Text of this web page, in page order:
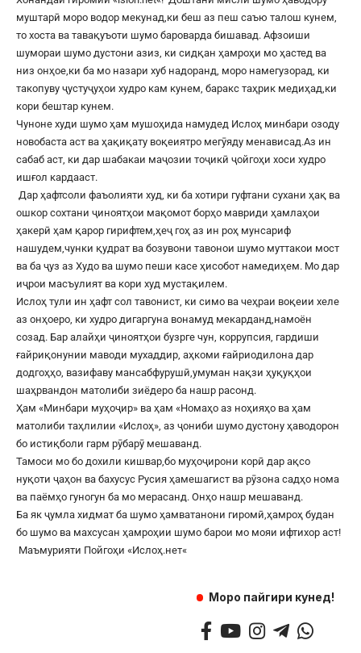
муштарӣ моро водор мекунад,ки беш аз пеш саъю талош кунем,
то хоста ва тавақуъоти шумо бароварда бишавад. Афзоиши
шумораи шумо дустони азиз, ки сидқан ҳамроҳи мо ҳастед ва
низ онҳое,ки ба мо назари хуб надоранд, моро намегузорад, ки
такопуву ҷустуҷуҳои худро кам кунем, баракс таҳрик медиҳад,ки
кори бештар кунем.
Чуноне худи шумо ҳам мушоҳида намудед Ислоҳ минбари озоду
новобаста аст ва ҳақиқату воқеиятро мегӯяду менависад.Аз ин
сабаб аст, ки дар шабакаи маҷозии тоҷикӣ ҷойгоҳи хоси худро
ишғол кардааст.
Дар ҳафтсоли фаъолияти худ, ки ба хотири гуфтани сухани ҳақ ва
ошкор сохтани ҷиноятҳои мақомот борҳо мавриди ҳамлаҳои
ҳакерӣ ҳам қарор гирифтем,ҳеҷ гоҳ аз ин роҳ мунсариф
нашудем,чунки қудрат ва бозувони тавонои шумо муттакои мост
ва ба ҷуз аз Худо ва шумо пеши касе ҳисобот намедиҳем. Мо дар
иҷрои масъулият ва кори худ мустақилем.
Ислоҳ тули ин ҳафт сол тавонист, ки симо ва чеҳраи воқеии хеле
аз онҳоеро, ки худро дигаргуна вонамуд мекарданд,намоён
созад. Бар алайҳи ҷиноятҳои бузрге чун, коррупсия, гардиши
ғайриқонунии маводи мухаддир, аҳкоми ғайриодилона дар
додгоҳҳо, вазифаву мансабфурушӣ,умуман нақзи ҳуқуқҳои
шаҳрвандон матолиби зиёдеро ба нашр расонд.
Ҳам «Минбари муҳоҷир» ва ҳам «Номаҳо аз ноҳияҳо ва ҳам
матолиби таҳлилии «Ислоҳ», аз ҷониби шумо дустону ҳаводорон
бо истиқболи гарм рӯбарӯ мешаванд.
Тамоси мо бо дохили кишвар,бо муҳоҷирони корӣ дар ақсо
нуқоти ҷаҳон ва бахусус Русия ҳамешагист ва рӯзона садҳо нома
ва паёмҳо гуногун ба мо мерасанд. Онҳо нашр мешаванд.
Ба як ҷумла хидмат ба шумо ҳамватанони гиромӣ,ҳамроҳ будан
бо шумо ва махсусан ҳамроҳии шумо барои мо мояи ифтихор аст!
Маъмурияти Пойгоҳи «Ислоҳ.нет«
Моро пайгири кунед!